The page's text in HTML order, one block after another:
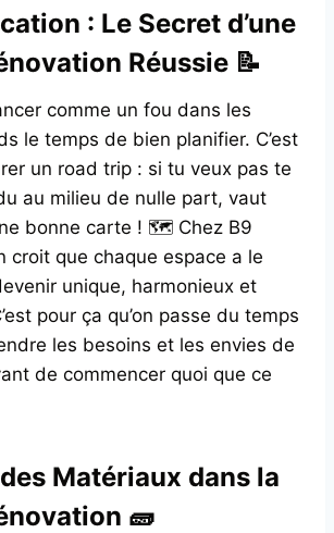
: Le Secret d’une
Réussie 📝
comme un fou dans les
le temps de bien planifier. C’est
un road trip : si tu veux pas te
au milieu de nulle part, vaut
bonne carte ! 🗺️ Chez B9
croit que chaque espace a le
unique, harmonieux et
pour ça qu’on passe du temps
les besoins et les envies de
de commencer quoi que ce
Matériaux dans la
🧱